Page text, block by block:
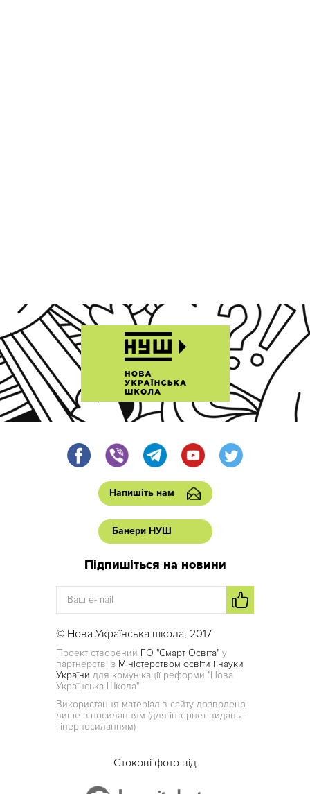
Напишіть нам
Банери НУШ
Підпишіться на новини
© Нова Українська школа, 2017
Проект створений ГО "Смарт Освіта" у
партнерстві з Міністерством освіти і науки
України для комунікації реформи "Нова
Українська Школа"
Використання матеріалів сайту дозволено
лише з посиланням (для інтернет-видань -
гіперпосиланням)
Стокові фото від